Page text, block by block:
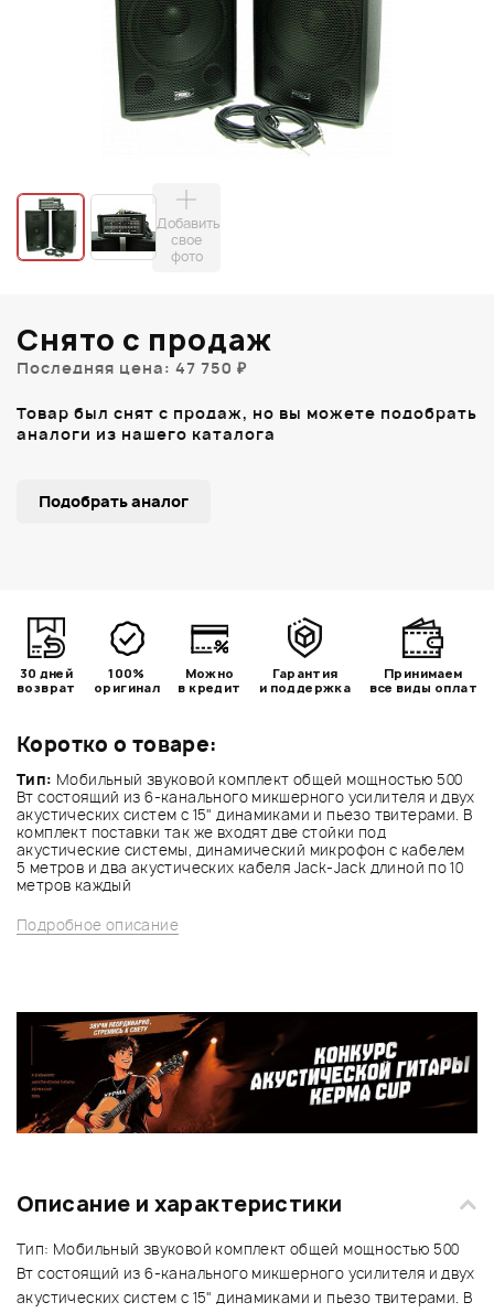
Добавить
свое
фото
Коротко о товаре:
Тип: Мобильный звуковой комплект общей мощностью 500
Вт состоящий из 6-канального микшерного усилителя и двух
акустических систем с 15" динамиками и пьезо твитерами. В
комплект поставки так же входят две стойки под
акустические системы, динамический микрофон с кабелем
5 метров и два акустических кабеля Jack-Jack длиной по 10
метров каждый
Подробное описание
Снято с продаж
Последняя цена: 47 750 ₽
Товар был снят с продаж, но вы можете подобрать
аналоги из нашего каталога
Подобрать аналог
30 дней
возврат
100%
оригинал
Можно
в кредит
Гарантия
и поддержка
Принимаем
все виды оплат
Описание и характеристики
Тип: Мобильный звуковой комплект общей мощностью 500
Вт состоящий из 6-канального микшерного усилителя и двух
акустических систем с 15" динамиками и пьезо твитерами. В